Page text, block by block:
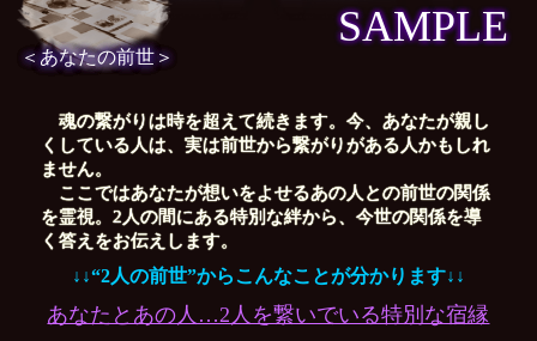
＜あなたの前世＞
SAMPLE
魂の繋がりは時を超えて続きます。今、あなたが親し
くしている人は、実は前世から繋がりがある人かもしれ
ません。
ここではあなたが想いをよせるあの人との前世の関係
を霊視。2人の間にある特別な絆から、今世の関係を導
く答えをお伝えします。
↓↓“2人の前世”からこんなことが分かります↓↓
あなたとあの人…2人を繋いでいる特別な宿縁